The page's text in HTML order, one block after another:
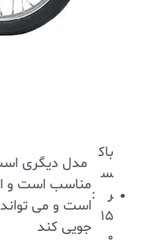
باک
س
ر
۱۵
۰
:
مدل دیگری
مناسب است و
است و می
جویی کند